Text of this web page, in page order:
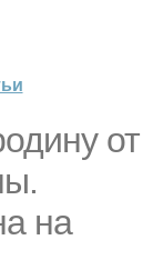
от
на